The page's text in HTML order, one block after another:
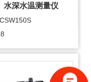
水深水温测量仪